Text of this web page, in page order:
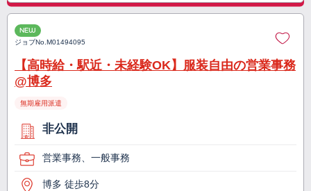
NEW
ジョブNo.M01494095
【高時給・駅近・未経験OK】服装自由の営業事務
@博多
無期雇用派遣
非公開
営業事務、一般事務
博多 徒歩8分